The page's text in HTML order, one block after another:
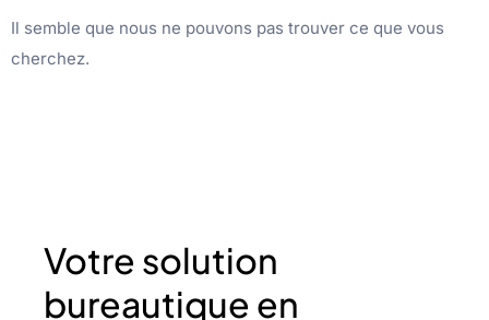
Il semble que nous ne pouvons pas trouver ce que vous
cherchez.
Votre solution
bureautique en